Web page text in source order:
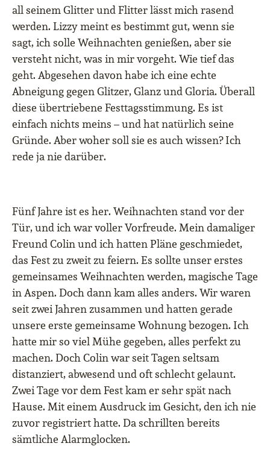
all seinem Glitter und Flitter lässt mich rasend
werden. Lizzy meint es bestimmt gut, wenn sie
sagt, ich solle Weihnachten genießen, aber sie
versteht nicht, was in mir vorgeht. Wie tief das
geht. Abgesehen davon habe ich eine echte
Abneigung gegen Glitzer, Glanz und Gloria. Überall
diese übertriebene Festtagsstimmung. Es ist
einfach nichts meins – und hat natürlich seine
Gründe. Aber woher soll sie es auch wissen? Ich
rede ja nie darüber.
Fünf Jahre ist es her. Weihnachten stand vor der
Tür, und ich war voller Vorfreude. Mein damaliger
Freund Colin und ich hatten Pläne geschmiedet,
das Fest zu zweit zu feiern. Es sollte unser erstes
gemeinsames Weihnachten werden, magische Tage
in Aspen. Doch dann kam alles anders. Wir waren
seit zwei Jahren zusammen und hatten gerade
unsere erste gemeinsame Wohnung bezogen. Ich
hatte mir so viel Mühe gegeben, alles perfekt zu
machen. Doch Colin war seit Tagen seltsam
distanziert, abwesend und oft schlecht gelaunt.
Zwei Tage vor dem Fest kam er sehr spät nach
Hause. Mit einem Ausdruck im Gesicht, den ich nie
zuvor registriert hatte. Da schrillten bereits
sämtliche Alarmglocken.